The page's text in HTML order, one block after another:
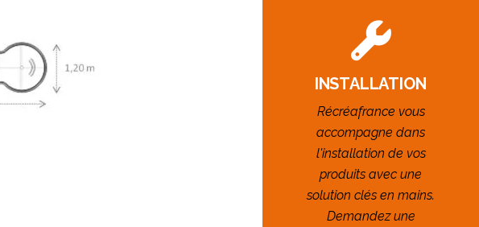
INSTALLATION
Récréafrance vous
accompagne dans
l'installation de vos
produits avec une
solution clés en mains.
Demandez une